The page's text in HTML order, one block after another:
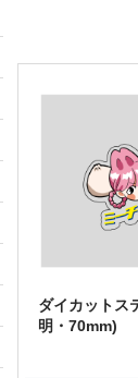
ダイカットス
明・70mm)